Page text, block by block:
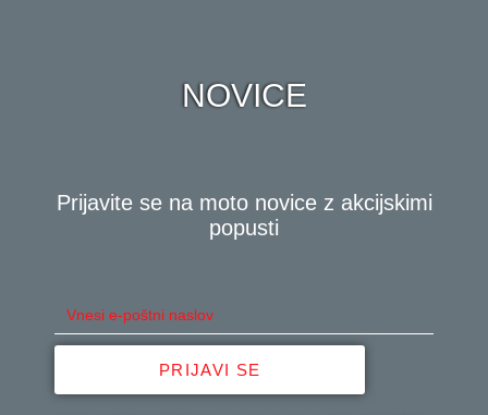
NOVICE
Prijavite se na moto novice z akcijskimi
popusti
PRIJAVI SE